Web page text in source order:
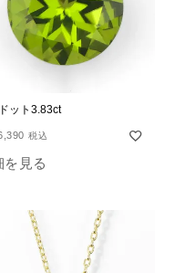
ット3.83ct
税込
を見る